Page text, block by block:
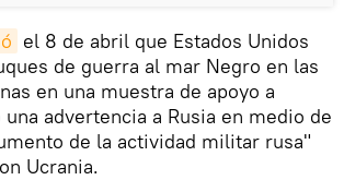
el 8 de abril que Estados Unidos
de guerra al mar Negro en las
en una muestra de apoyo a
advertencia a Rusia en medio de
de la actividad militar rusa"
Ucrania.